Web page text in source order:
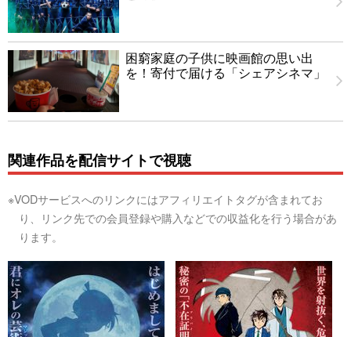
困窮家庭の子供に映画館の思い出
を！寄付で届ける「シェアシネマ」
関連作品を配信サイトで視聴
※VODサービスへのリンクにはアフィリエイトタグが含まれてお
り、リンク先での会員登録や購入などでの収益化を行う場合があ
ります。